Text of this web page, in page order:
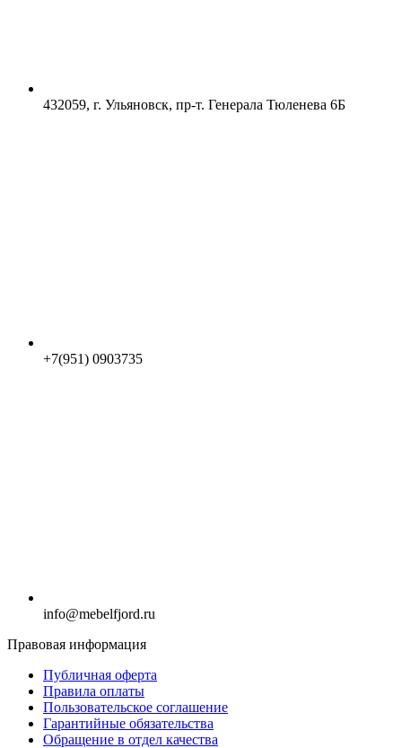
432059, г. Ульяновск, пр-т. Генерала Тюленева 6Б
+7(951) 0903735
info@mebelfjord.ru
Правовая информация
Публичная оферта
Правила оплаты
Пользовательское соглашение
Гарантийные обязательства
Обращение в отдел качества